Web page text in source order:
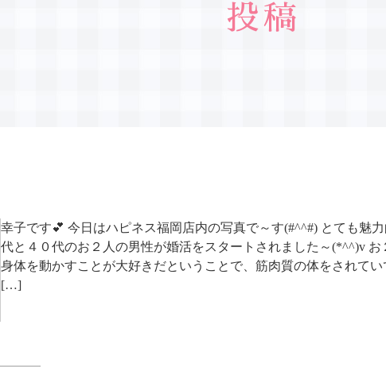
投稿
幸子です💕 今日はハピネス福岡店内の写真で～す(#^^#) とても魅力
代と４０代のお２人の男性が婚活をスタートされました～(*^^)v お
身体を動かすことが大好きだということで、筋肉質の体をされてい
[…]